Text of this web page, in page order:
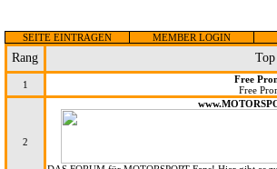
SEITE EINTRAGEN MEMBER LOGIN
Rang
1
Free
Free
2